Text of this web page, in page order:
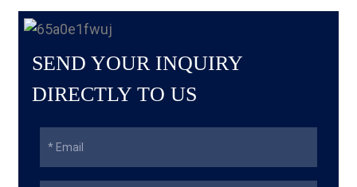
SEND YOUR INQUIRY
DIRECTLY TO US